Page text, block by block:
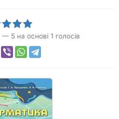
— 5на основі 1 голосів